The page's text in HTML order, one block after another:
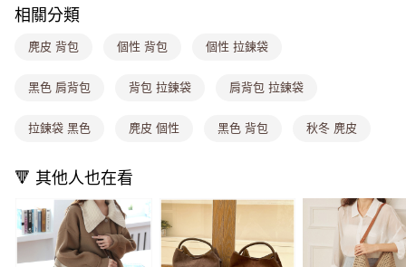
相關說明
1.本服務由台灣大哥大提供，台灣大哥大用戶可立即使用無須另外申請。
流程，驗證手機門號後，選擇欲分期的期數、繳款截止日，確認付款後即完
成交易。
4.訂單成立30分鐘內，如未前往確認交易或遇審核未通過，訂單將自動取
【繳款方式說明】
醒簡訊。
2.透過簡訊連結打開帳單後，可選擇「超商條碼／台灣大直營門市／銀行轉
帳／街口支付／iPASS MONEY」等通路繳費。
ATM付款
運送方式
付款後全家取貨
每筆NT$80，滿NT$699(含以上)免運費
萊爾富取貨付款
每筆NT$8,888，滿NT$8,888(含以上)免運費
相關分類
麂皮 背包 個性 背包 個性 拉鍊袋
黑色 肩背包 背包 拉鍊袋 肩背包 拉鍊袋
拉鍊袋 黑色 麂皮 個性 黑色 背包 秋冬 麂皮
🔻 其他人也在看